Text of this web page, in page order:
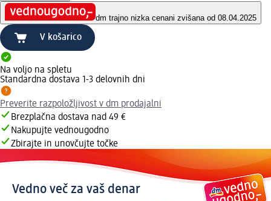
dm trajno nizka cenani zvišana od 08.04.2025
V košarico
Na voljo na spletu
Standardna dostava 1-3 delovnih dni
Preverite razpoložljivost v dm prodajalni
Brezplačna dostava nad 49 €
Nakupujte vednougodno
Zbirajte in unovčujte točke
Vedno več za vaš denar